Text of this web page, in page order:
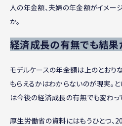
人の年金額、夫婦の年金額がイメー
か。
経済成長の有無でも結果
モデルケースの年金額は上のとおり
もらえるかはわからないのが現実。
は今後の経済成長の有無でも変わって
厚生労働省の資料にはもうひとつ、